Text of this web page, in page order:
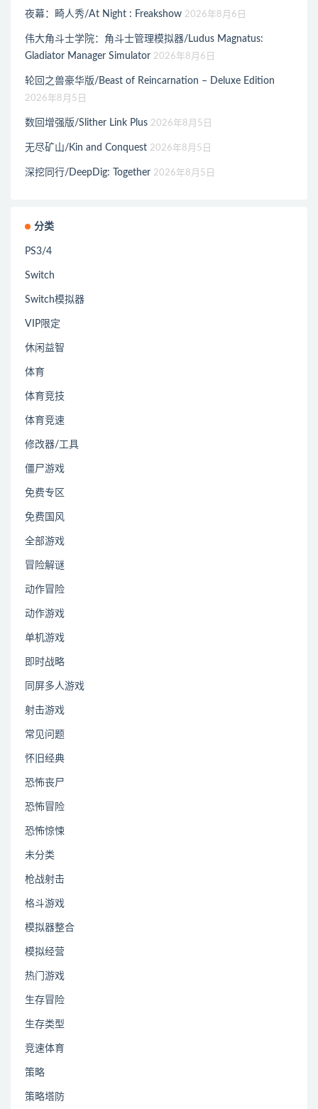
夜幕：畸人秀/At Night : Freakshow 2026年8月6日
伟大角斗士学院：角斗士管理模拟器/Ludus Magnatus:
Gladiator Manager Simulator 2026年8月6日
轮回之兽豪华版/Beast of Reincarnation – Deluxe Edition
2026年8月5日
数回增强版/Slither Link Plus 2026年8月5日
无尽矿山/Kin and Conquest 2026年8月5日
深挖同行/DeepDig: Together 2026年8月5日
分类
PS3/4
Switch
Switch模拟器
VIP限定
休闲益智
体育
体育竞技
体育竞速
修改器/工具
僵尸游戏
免费专区
免费国风
全部游戏
冒险解谜
动作冒险
动作游戏
单机游戏
即时战略
同屏多人游戏
射击游戏
常见问题
怀旧经典
恐怖丧尸
恐怖冒险
恐怖惊悚
未分类
枪战射击
格斗游戏
模拟器整合
模拟经营
热门游戏
生存冒险
生存类型
竞速体育
策略
策略塔防